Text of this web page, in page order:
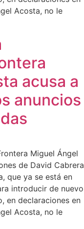
Acosta, no le
acusa a
anuncios
Miguel Ángel
de David Cabrera
que ya se está en
introducir de nuevo
en declaraciones en
Acosta, no le